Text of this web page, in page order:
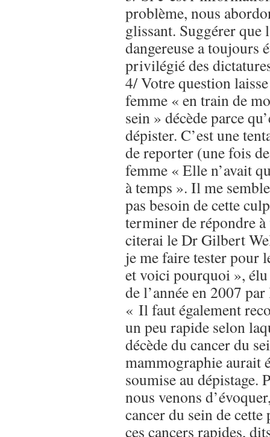
problème, nous
glissant. Suggérer que
dangereuse a toujours
privilégié des
4/ Votre question
femme « en train de
sein » décède parce
dépister. C’est une
de reporter (une fois
femme « Elle n’avait
à temps ». Il me
pas besoin de cette
terminer de répondre
citerai le Dr Gilbert
je me faire tester pour
et voici pourquoi »,
de l’année en 2007
« Il faut également
un peu rapide selon
décède du cancer du
mammographie aurait
soumise au dépistage.
nous venons
cancer du sein de
ces cancers rapides,